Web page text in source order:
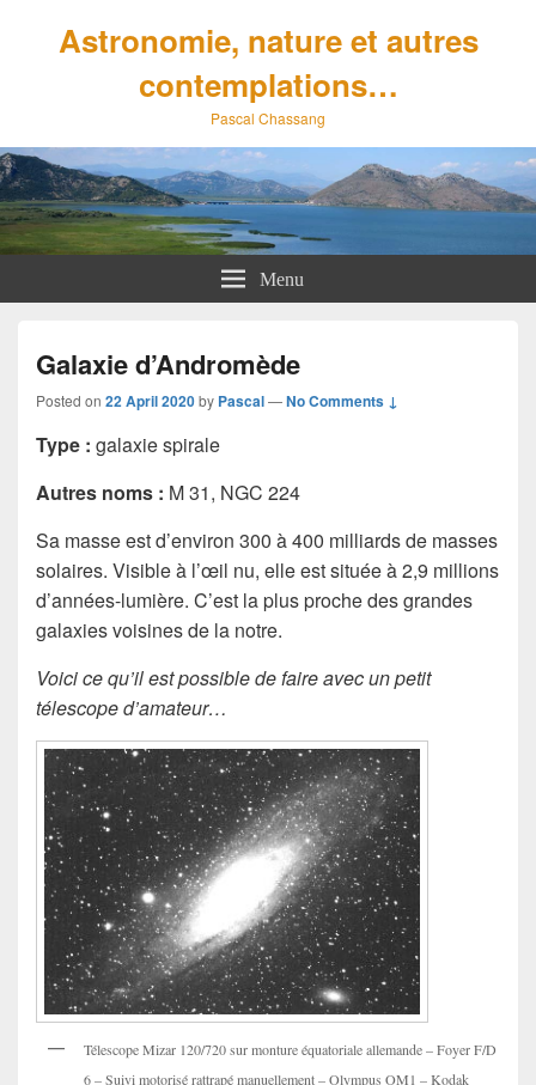
Astronomie, nature et autres
contemplations…
Pascal Chassang
Menu
Galaxie d’Andromède
Posted on 22 April 2020by Pascal—No Comments ↓
Type : galaxie spirale
Autres noms : M 31, NGC 224
Sa masse est d’environ 300 à 400 milliards de masses
solaires. Visible à l’œil nu, elle est située à 2,9 millions
d’années-lumière. C’est la plus proche des grandes
galaxies voisines de la notre.
Voici ce qu’il est possible de faire avec un petit
télescope d’amateur…
Télescope Mizar 120/720 sur monture équatoriale allemande – Foyer F/D
6 – Suivi motorisé rattrapé manuellement – Olympus OM1 – Kodak